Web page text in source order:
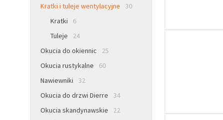
Kratki i tuleje wentylacyjne
30
Kratki
6
Tuleje
24
Okucia do okiennic
25
Okucia rustykalne
60
Nawiewniki
32
Okucia do drzwi Dierre
34
Okucia skandynawskie
22